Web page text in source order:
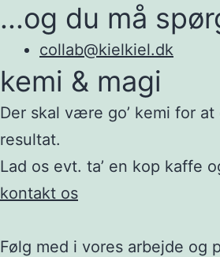
...og du må
collab@kielkiel.dk
kemi & magi
Der skal være go’ kemi for
resultat.
Lad os evt. ta’ en kop kaffe
kontakt os
Følg med i vores arbejde og